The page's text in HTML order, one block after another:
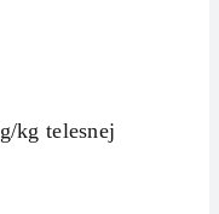
kg telesnej